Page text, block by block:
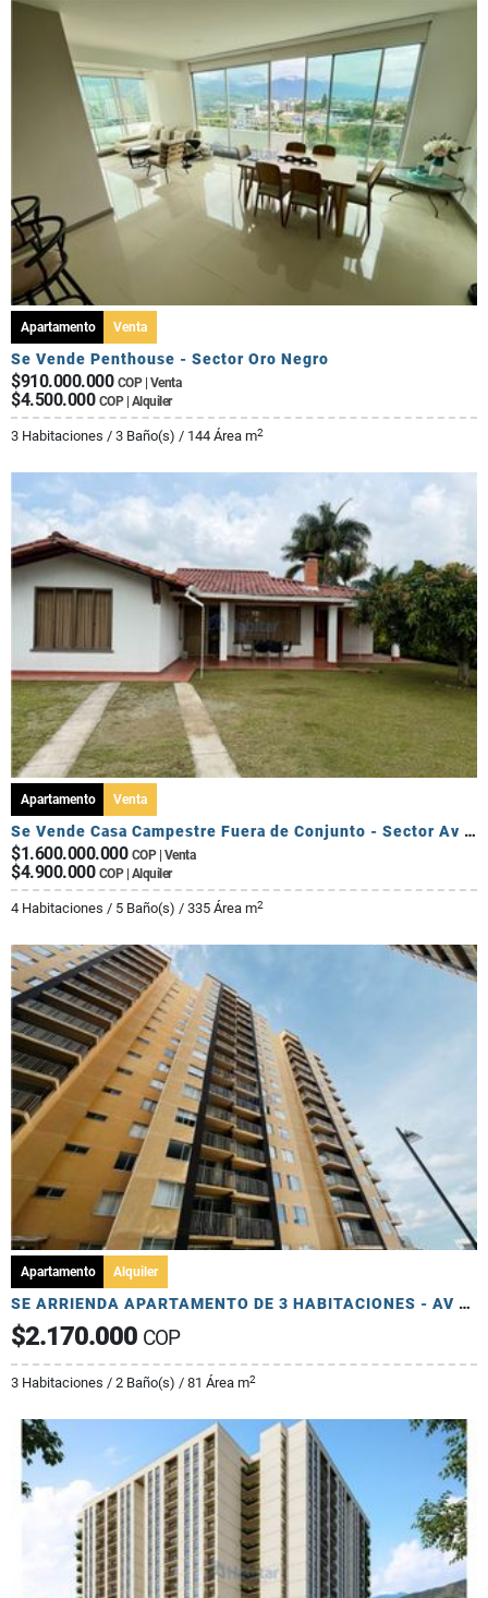
Apartamento Venta
Se Vende Penthouse - Sector Oro Negro
$910.000.000 COP | Venta
$4.500.000 COP | Alquiler
3 Habitaciones / 3 Baño(s) / 144 Área m2
Apartamento Venta
Se Vende Casa Campestre Fuera de Conjunto - Sector Av Centenario
$1.600.000.000 COP | Venta
$4.900.000 COP | Alquiler
4 Habitaciones / 5 Baño(s) / 335 Área m2
Apartamento Alquiler
SE ARRIENDA APARTAMENTO DE 3 HABITACIONES - AV 19 NORTE
$2.170.000 COP
3 Habitaciones / 2 Baño(s) / 81 Área m2